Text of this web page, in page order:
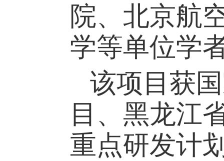
院、北京航
学等单位学
该项目获
目、黑龙江
重点研发计